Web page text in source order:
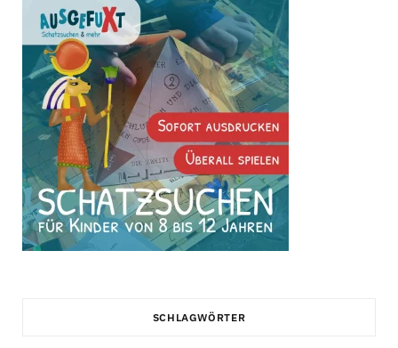
SCHLAGWÖRTER